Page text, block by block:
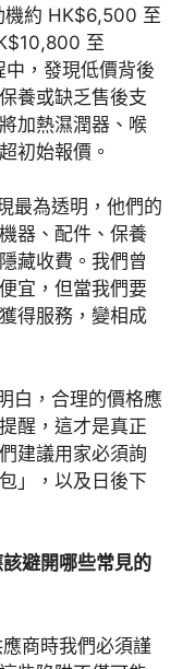
約 HK$6,500 至
$10,800 至
，發現低價背後
養或缺乏售後支
加熱濕潤器、喉
初始報價。
最為透明，他們的
器、配件、保養
隱藏收費。我們曾
宜，但當我們要
得服務，變相成
白，合理的價格應
醒，這才是真正
建議用家必須詢
包」，以及日後下
避開哪些常見的
商時我們必須謹